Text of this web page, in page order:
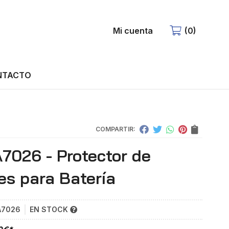
Mi cuenta 0
COMPARTIR:
- Protector de
para Batería
EN STOCK